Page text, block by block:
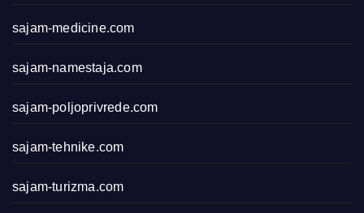
sajam-medicine.com
sajam-namestaja.com
sajam-poljoprivrede.com
sajam-tehnike.com
sajam-turizma.com